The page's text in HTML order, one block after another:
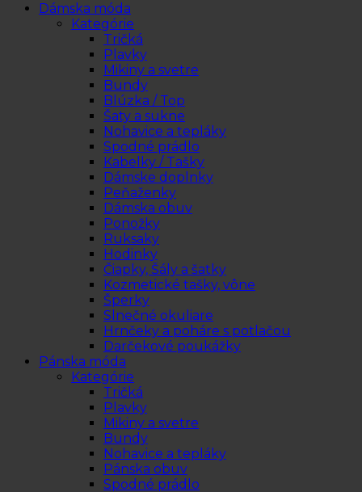
Dámska móda
Kategórie
Tričká
Plavky
Mikiny a svetre
Bundy
Blúzka / Top
Šaty a sukne
Nohavice a tepláky
Spodné prádlo
Kabelky / Tašky
Dámske doplnky
Peňaženky
Dámska obuv
Ponožky
Ruksaky
Hodinky
Čiapky, Šály a šatky
Kozmetické tašky, vône
Šperky
Slnečné okuliare
Hrnčeky a poháre s potlačou
Darčekové poukážky
Pánska móda
Kategórie
Tričká
Plavky
Mikiny a svetre
Bundy
Nohavice a tepláky
Pánska obuv
Spodné prádlo